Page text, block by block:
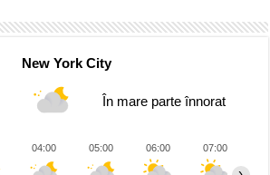
New York City
În mare parte înnorat
04:00 05:00 06:00 07:00